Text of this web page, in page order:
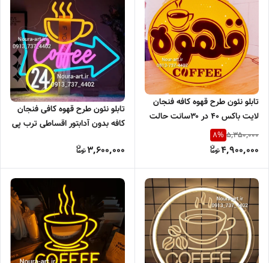
تابلو نئون طرح قهوه کافه فنجان
لایت باکس ۴۰ در ۳۰سانت حالت
پانچ الماسی اقساطی
5,350,000
8%
4,900,000
تابلو نئون طرح قهوه کافی فنجان
کافه بدون آدابتور اقساطی ترب پی
3,600,000